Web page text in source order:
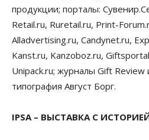
продукции; порталы:
Retail.ru, Ruretail.ru, Print-
Alladvertising.ru, Candynet.ru,
Kanst.ru, Kanzoboz.ru,
Unipack.ru; журналы Gift Review
типография Август Борг.
IPSA – ВЫСТАВКА С